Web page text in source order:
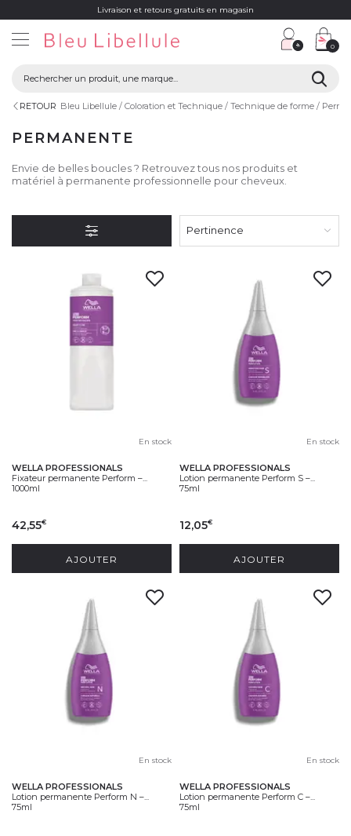
Livraison et retours gratuits en magasin
0
RETOUR Bleu Libellule Coloration et Technique Technique de forme
PERMANENTE
Envie de belles boucles ? Retrouvez tous nos produits et
matériel à permanente professionnelle pour cheveux.
Pertinence
En stock
WELLA PROFESSIONALS
Fixateur permanente Perform –...
1000ml
42,55€
AJOUTER
En stock
WELLA PROFESSIONALS
Lotion permanente Perform S –...
75ml
12,05€
AJOUTER
En stock
WELLA PROFESSIONALS
Lotion permanente Perform N –...
75ml
En stock
WELLA PROFESSIONALS
Lotion permanente Perform C –...
75ml